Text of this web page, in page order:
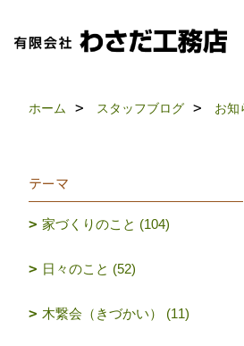
ホーム スタッフブログ お知
テーマ
家づくりのこと (104)
日々のこと (52)
木繋会（きづかい） (11)